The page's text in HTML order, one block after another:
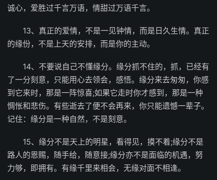
诚心，爱胜过千言万语，情甜过万语千言。
13、真正的爱情，不是一见钟情，而是日久生情。真正
的缘份，不是上天的安排，而是你的主动。
14、不要说自己不懂缘分。缘分抓不住的，抓，已经有
了一分刻意，只能用心去领会，感悟。缘分来去匆匆，你感
到它来时，那是一阵惊喜;如果它走时你才感到，那是一种
惆怅和悲伤。有些逝去了便不会再来，你只能遗憾一辈子。
记住：缘分是一种自然，不是刻意。
15、缘分不是天上的明星，看得见，摸不着;缘分不是
路人的恩赐，随手给，随意接;缘分亦不是面临的机遇，努
力够，即拥有。有缘千里来相会，无缘对面不相逢。